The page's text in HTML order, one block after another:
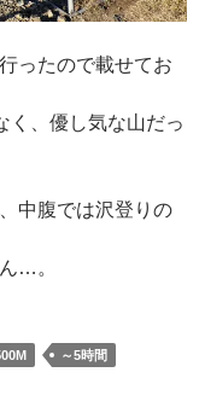
ったので載せてお
く、優し気な山だっ
中腹では沢登りの
…。
～5時間